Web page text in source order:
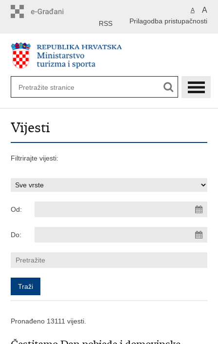
A A
Prilagodba pristupačnosti
RSS
Vijesti
Filtrirajte vijesti:
Od:
Do:
Pronađeno 13111 vijesti.